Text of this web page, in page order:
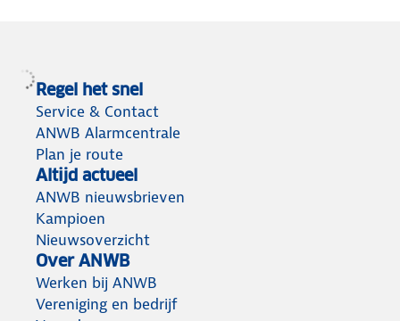
Regel het snel
Service & Contact
ANWB Alarmcentrale
Plan je route
Altijd actueel
ANWB nieuwsbrieven
Kampioen
Nieuwsoverzicht
Over ANWB
Werken bij ANWB
Vereniging en bedrijf